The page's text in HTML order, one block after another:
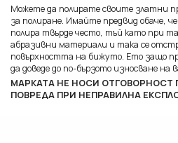
Можете да полирате своите златни
за полиране. Имайте предвид обаче,
полира твърде често, тъй като при
абразивни материали и така се
повърхността на бижуто. Ето защо
да доведе до по-бързото износване
МАРКАТА НЕ НОСИ ОТГОВОРНОСТ
ПОВРЕДА ПРИ НЕПРАВИЛНА